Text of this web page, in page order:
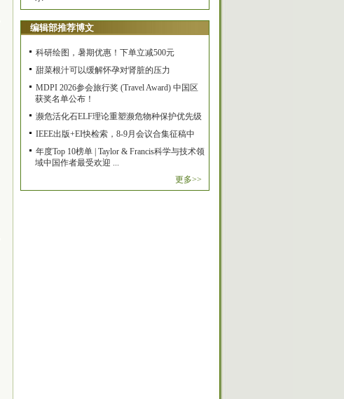
编辑部推荐博文
科研绘图，暑期优惠！下单立减500元
甜菜根汁可以缓解怀孕对肾脏的压力
MDPI 2026参会旅行奖 (Travel Award) 中国区
获奖名单公布！
濒危活化石ELF理论重塑濒危物种保护优先级
IEEE出版+EI快检索，8-9月会议合集征稿中
年度Top 10榜单 | Taylor & Francis科学与技术领
域中国作者最受欢迎 ...
更多>>